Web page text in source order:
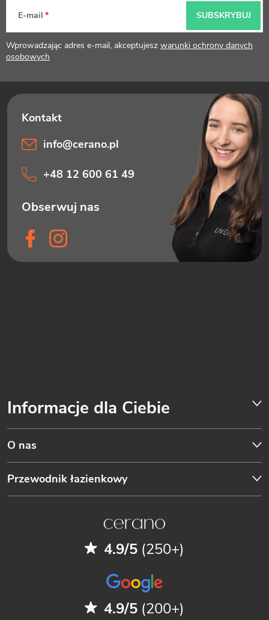
k
a
E-mail
Wprowadzając adres e-mail, akceptujesz warunki ochrony danych
osobowych
SUBSKRYBUJ
Informacje dla Ciebie
O nas
Przewodnik łazienkowy
info@cerano.pl
+48 12 600 61 49
4.9/5 (250+)
4.9/5 (200+)